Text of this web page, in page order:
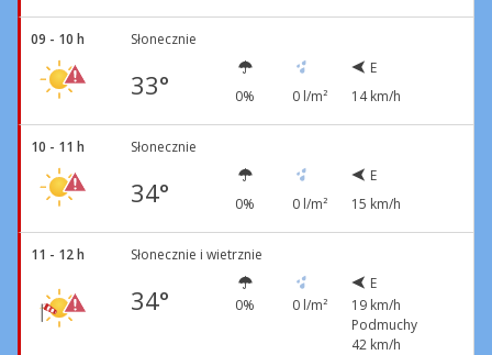
09 - 10 h Słonecznie
33° 0% 0 l/m²
E
14 km/h
10 - 11 h Słonecznie
34° 0% 0 l/m²
E
15 km/h
11 - 12 h Słonecznie i wietrznie
34° 0% 0 l/m²
E
19 km/h
Podmuchy
42 km/h